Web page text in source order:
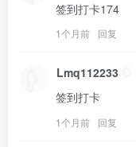
签到打卡174
1个月前 回复
Lmq112233
签到打卡
1个月前 回复